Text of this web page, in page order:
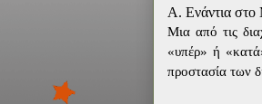
Α. Ενάντια στο
Μια από τις
«υπέρ» ή
προστασία των